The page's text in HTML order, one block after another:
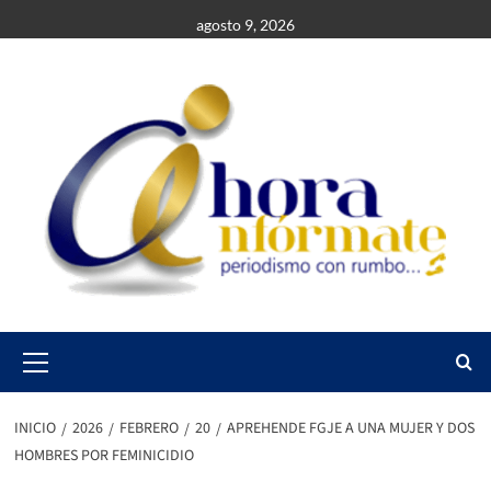
al
agosto 9, 2026
Menu
INICIO 2026 FEBRERO 20
APREHENDE FGJE A UNA MUJER Y DOS
HOMBRES POR FEMINICIDIO